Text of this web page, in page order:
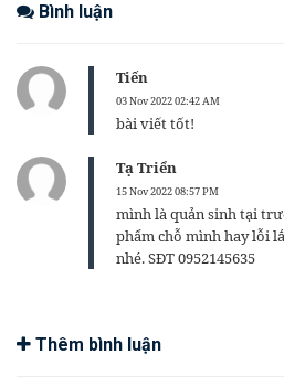
Bình luận
Tiến
03 Nov 2022 02:42 AM
bài viết tốt!
Tạ Triển
15 Nov 2022 08:57 PM
mình là quản sinh tại
phẩm chỗ mình hay lỗi
nhé. SĐT 0952145635
Thêm bình luận